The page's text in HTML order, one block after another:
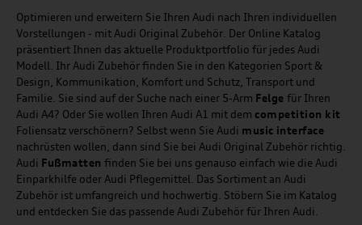
Optimieren und erweitern Sie Ihren Audi nach Ihren individuellen
Vorstellungen - mit Audi Original Zubehör. Der Online Katalog
präsentiert Ihnen das aktuelle Produktportfolio für jedes Audi
Modell. Ihr Audi Zubehör finden Sie in den Kategorien Sport &
Design, Kommunikation, Komfort und Schutz, Transport und
Familie. Sie sind auf der Suche nach einer 5-Arm Felge für Ihren
Audi A4? Oder Sie wollen Ihren Audi A1 mit dem competition kit
Foliensatz verschönern? Selbst wenn Sie Audi music interface
nachrüsten wollen, dann sind Sie bei Audi Original Zubehör richtig.
Audi Fußmatten finden Sie bei uns genauso einfach wie die Audi
Einparkhilfe oder Audi Pflegemittel. Das Sortiment an Audi
Zubehör ist umfangreich und hochwertig. Stöbern Sie im Katalog
und entdecken Sie das passende Audi Zubehör für Ihren Audi.